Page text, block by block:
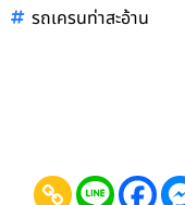
รถเครนท่าสะอ้าน